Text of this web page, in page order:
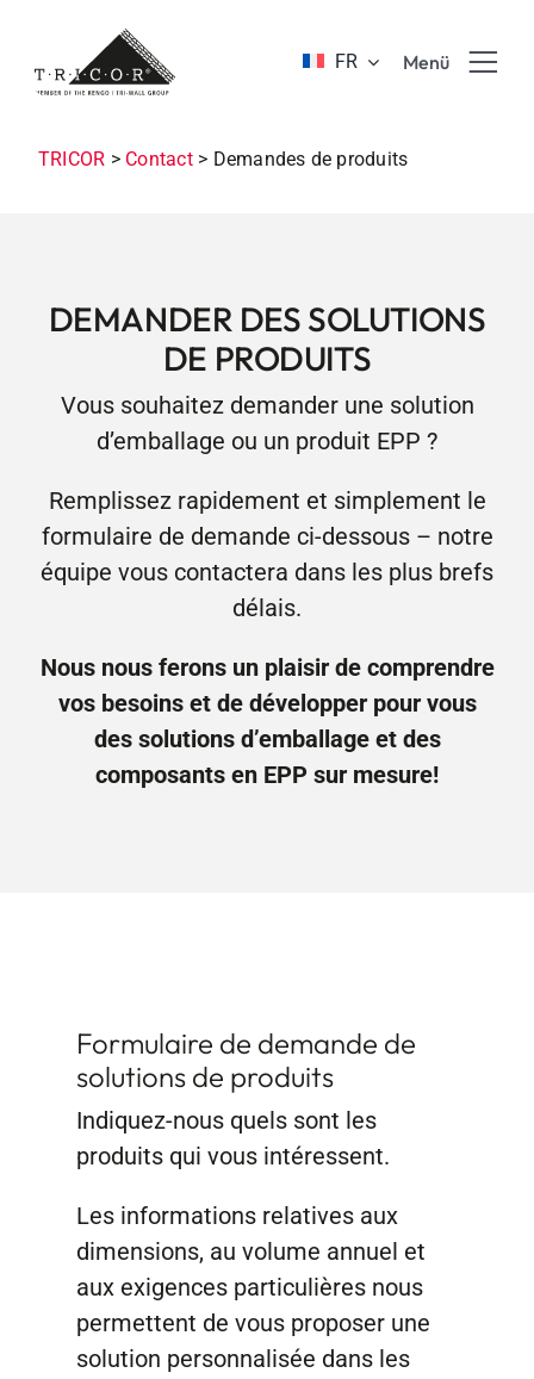
content
Menü
Produits
Enteprise
Contact
FR
TRICOR > Contact> Demandes de produits
DEMANDER DES SOLUTIONS
DE PRODUITS
Vous souhaitez demander une solution
d’emballage ou un produit EPP ?
Remplissez rapidement et simplement le
formulaire de demande ci-dessous – notre
équipe vous contactera dans les plus brefs
délais.
Nous nous ferons un plaisir de comprendre
vos besoins et de développer pour vous
des solutions d’emballage et des
composants en EPP sur mesure!
Formulaire de demande de
solutions de produits
Indiquez-nous quels sont les
produits qui vous intéressent.
Les informations relatives aux
dimensions, au volume annuel et
aux exigences particulières nous
permettent de vous proposer une
solution personnalisée dans les